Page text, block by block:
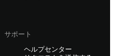
サポート
ヘルプセンター